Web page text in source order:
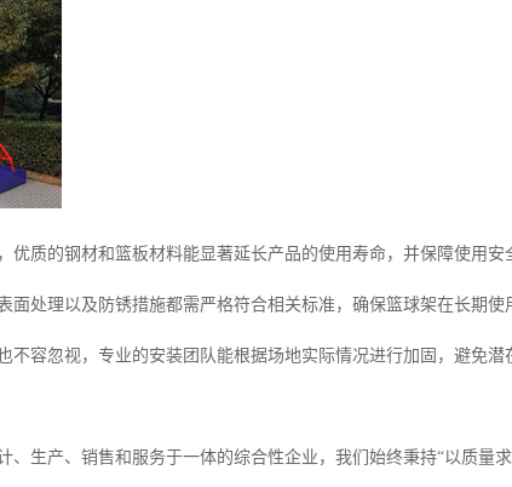
优质的钢材和篮板材料能显著延长产品的使用寿命，并保障使用安
面处理以及防锈措施都需严格符合相关标准，确保篮球架在长期使
不容忽视，专业的安装团队能根据场地实际情况进行加固，避免潜
、生产、销售和服务于一体的综合性企业，我们始终秉持“以质量